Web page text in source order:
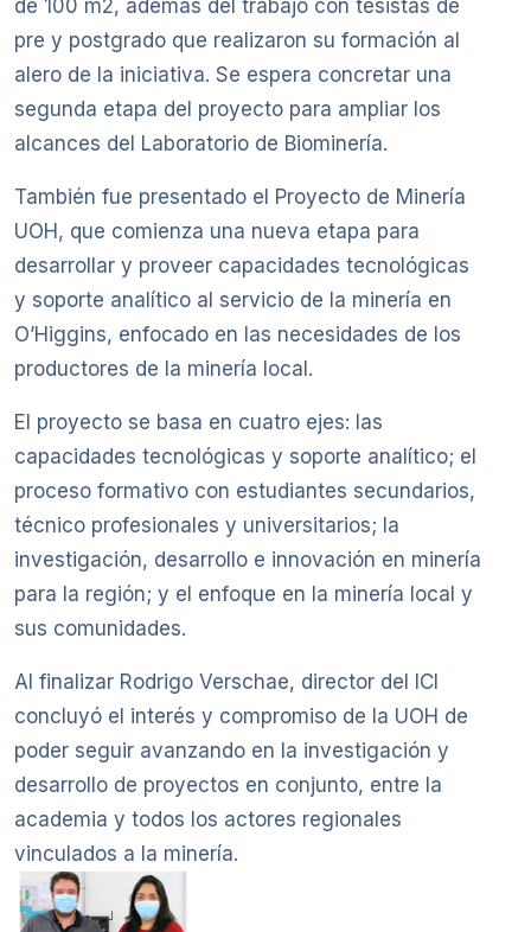
de 100 m2, además del trabajo con tesistas de
pre y postgrado que realizaron su formación al
alero de la iniciativa. Se espera concretar una
segunda etapa del proyecto para ampliar los
alcances del Laboratorio de Biominería.
También fue presentado el Proyecto de Minería
UOH, que comienza una nueva etapa para
desarrollar y proveer capacidades tecnológicas
y soporte analítico al servicio de la minería en
O’Higgins, enfocado en las necesidades de los
productores de la minería local.
El proyecto se basa en cuatro ejes: las
capacidades tecnológicas y soporte analítico; el
proceso formativo con estudiantes secundarios,
técnico profesionales y universitarios; la
investigación, desarrollo e innovación en minería
para la región; y el enfoque en la minería local y
sus comunidades.
Al finalizar Rodrigo Verschae, director del ICI
concluyó el interés y compromiso de la UOH de
poder seguir avanzando en la investigación y
desarrollo de proyectos en conjunto, entre la
academia y todos los actores regionales
vinculados a la minería.